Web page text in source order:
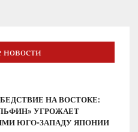
НА ВОСТОКЕ:
УГРОЖАЕТ
ЮГО-ЗАПАДУ ЯПОНИИ